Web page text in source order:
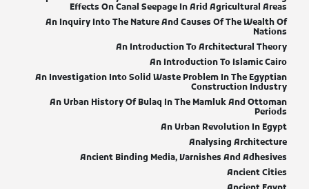
Effects On Canal Seepage In Arid Agricultural Areas
An Inquiry Into The Nature And Causes Of The Wealth Of
Nations
An Introduction To Architectural Theory
An Introduction To Islamic Cairo
An Investigation Into Solid Waste Problem In The Egyptian
Construction Industry
An Urban History Of Bulaq In The Mamluk And Ottoman
Periods
An Urban Revolution In Egypt
Analysing Architecture
Ancient Binding Media, Varnishes And Adhesives
Ancient Cities